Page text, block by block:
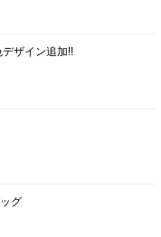
ザイン追加!!
グ